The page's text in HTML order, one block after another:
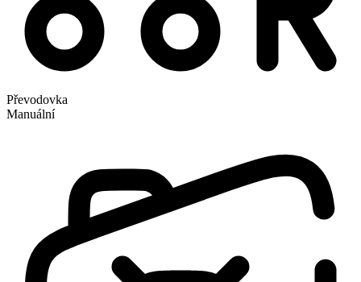
Převodovka
Manuální